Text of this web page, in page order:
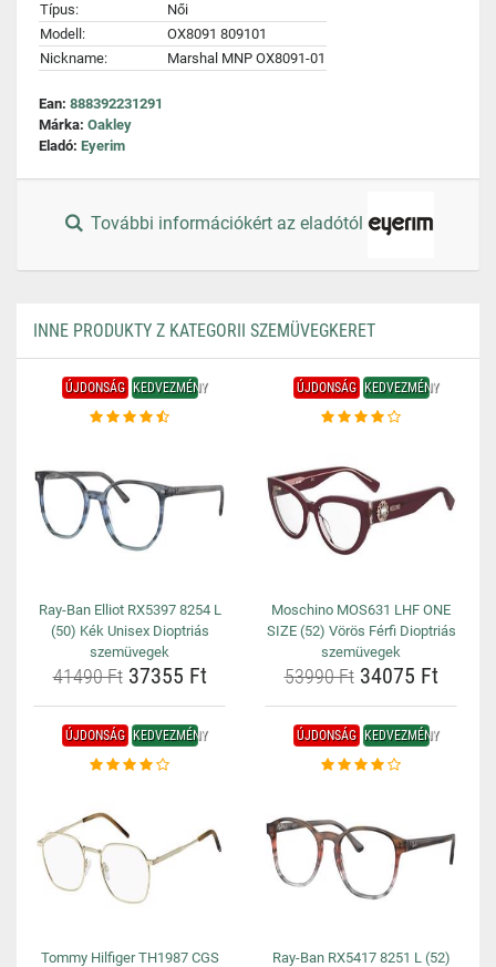
Típus:
Női
Modell:
OX8091 809101
Nickname:
Marshal MNP OX8091-01
Ean: 888392231291
Márka: Oakley
Eladó: Eyerim
További információkért az eladótól
INNE PRODUKTY Z KATEGORII SZEMÜVEGKERET
ÚJDONSÁG KEDVEZMÉNY
Ray-Ban Elliot RX5397 8254 L
(50) Kék Unisex Dioptriás
szemüvegek
41490 Ft37355 Ft
ÚJDONSÁG KEDVEZMÉNY
Moschino MOS631 LHF ONE
SIZE (52) Vörös Férfi Dioptriás
szemüvegek
53990 Ft34075 Ft
ÚJDONSÁG KEDVEZMÉNY
Tommy Hilfiger TH1987 CGS
ÚJDONSÁG KEDVEZMÉNY
Ray-Ban RX5417 8251 L (52)